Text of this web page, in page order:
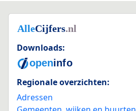
Downloads:
Regionale overzichten:
Adressen